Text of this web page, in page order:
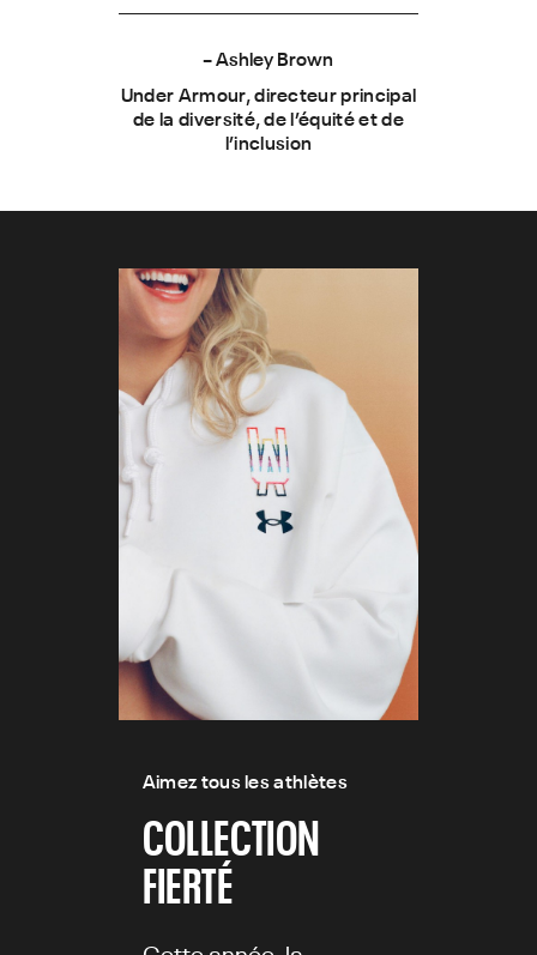
– Ashley Brown
Under Armour, directeur principal
de la diversité, de l’équité et de
l’inclusion
Aimez tous les athlètes
COLLECTION
FIERTÉ